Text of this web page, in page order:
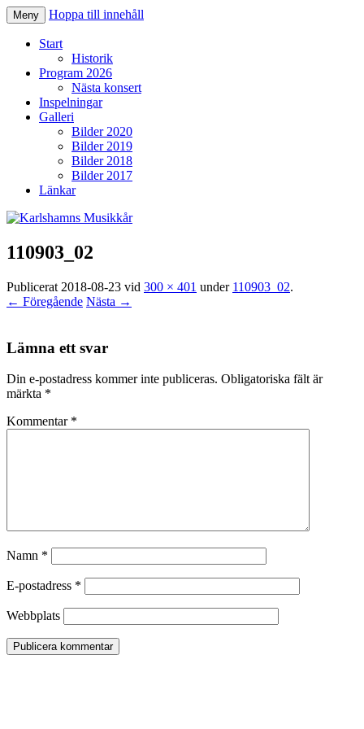
Karlshamns Musikkår
Meny Hoppa till innehåll
Start
Historik
Program 2026
Nästa konsert
Inspelningar
Galleri
Bilder 2020
Bilder 2019
Bilder 2018
Bilder 2017
Länkar
110903_02
Publicerat 2018-08-23 vid 300 × 401 under 110903_02.
← Föregående Nästa →
Lämna ett svar
Din e-postadress kommer inte publiceras. Obligatoriska fält är
märkta *
Kommentar *
Namn *
E-postadress *
Webbplats